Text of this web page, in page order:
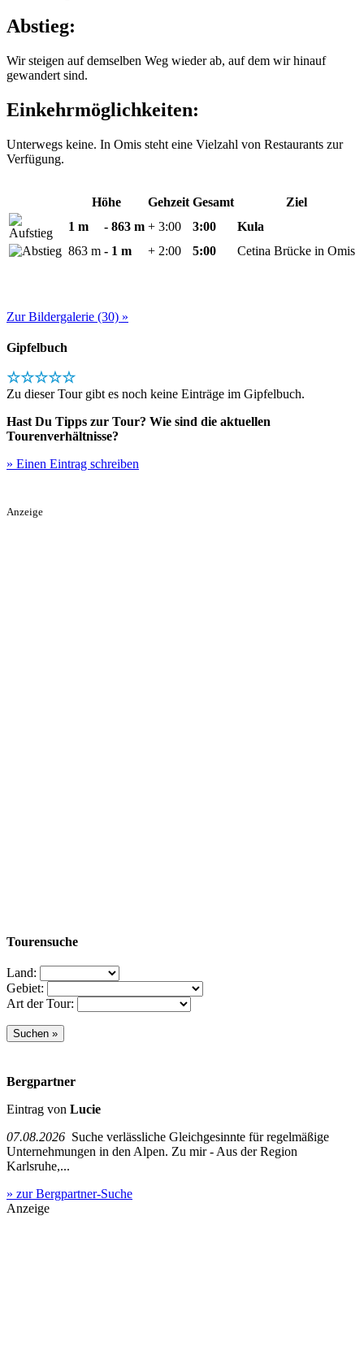
Abstieg:
Wir steigen auf demselben Weg wieder ab, auf dem wir hinauf
gewandert sind.
Einkehrmöglichkeiten:
Unterwegs keine. In Omis steht eine Vielzahl von Restaurants zur
Verfügung.
Höhe Gehzeit Gesamt
Ziel
1 m
- 863 m + 3:00 3:00
Kula
863 m - 1 m + 2:00 5:00 Cetina Brücke in Omis
Zur Bildergalerie (30) »
Gipfelbuch
☆☆☆☆☆
Zu dieser Tour gibt es noch keine Einträge im Gipfelbuch.
Hast Du Tipps zur Tour? Wie sind die aktuellen
Tourenverhältnisse?
» Einen Eintrag schreiben
Anzeige
Tourensuche
Land:
Gebiet:
Art der Tour:
Bergpartner
Eintrag von Lucie
07.08.2026 Suche verlässliche Gleichgesinnte für regelmäßige
Unternehmungen in den Alpen. Zu mir - Aus der Region
Karlsruhe,...
» zur Bergpartner-Suche
Anzeige